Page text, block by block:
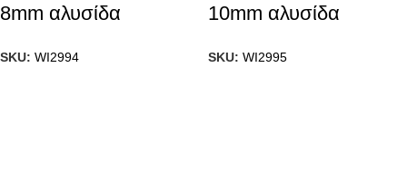
8mm αλυσίδα
SKU: WI2994
10mm αλυσίδα
SKU: WI2995